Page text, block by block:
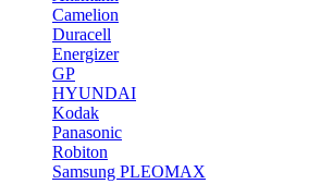
Camelion
Duracell
Energizer
GP
HYUNDAI
Kodak
Panasonic
Robiton
Samsung PLEOMAX